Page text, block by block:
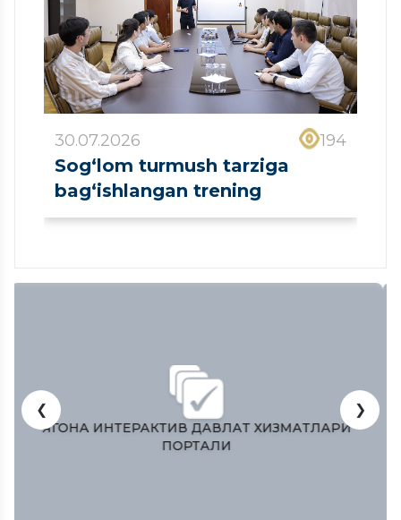
30.07.2026 194
Sog‘lom turmush tarziga
bag‘ishlangan trening
O’ZBEKISTON RESPUBLIKASI OLIY MAJLISI
QONUNCHILIK PALATASI
❮ ❯